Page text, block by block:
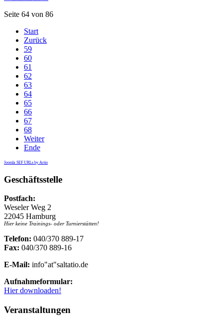
Seite 64 von 86
Start
Zurück
59
60
61
62
63
64
65
66
67
68
Weiter
Ende
Joomla SEF URLs by Artio
Geschäftsstelle
Postfach:
Weseler Weg 2
22045 Hamburg
Hier keine Trainings- oder Turnierstätten!
Telefon: 040/370 889-17
Fax: 040/370 889-16
E-Mail: info"at"saltatio.de
Aufnahmeformular:
Hier downloaden!
Veranstaltungen